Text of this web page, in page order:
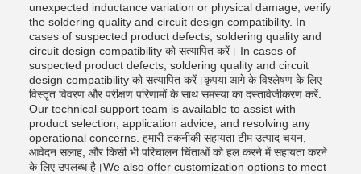
unexpected inductance variation or physical damage, verify
the soldering quality and circuit design compatibility. In
cases of suspected product defects, soldering quality and
circuit design compatibility को सत्यापित करें। In cases of
suspected product defects, soldering quality and circuit
design compatibility को सत्यापित करें।कृपया आगे के विश्लेषण के लिए
विस्तृत विवरण और परीक्षण परिणामों के साथ समस्या का दस्तावेजीकरण करें.
Our technical support team is available to assist with
product selection, application advice, and resolving any
operational concerns. हमारी तकनीकी सहायता टीम उत्पाद चयन,
आवेदन सलाह, और किसी भी परिचालन चिंताओं को हल करने में सहायता करने
के लिए उपलब्ध है।We also offer customization options to meet